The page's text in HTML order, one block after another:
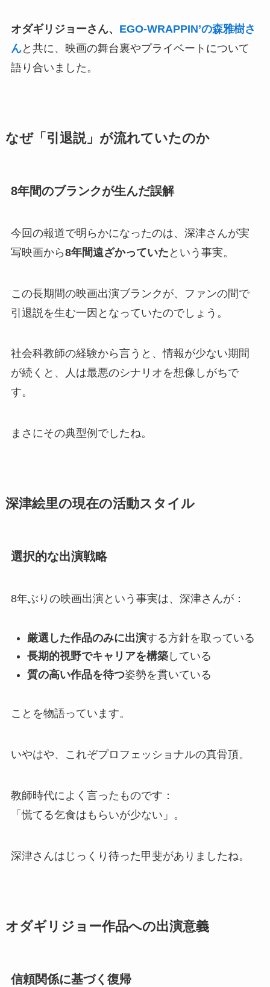
オダギリジョーさん、 EGO-WRAPPIN’の森雅樹さ
んと共に、映画の舞台裏やプライベートについて
語り合いました。
なぜ「引退説」が流れていたのか
8年間のブランクが生んだ誤解
今回の報道で明らかになったのは、深津さんが実
写映画から8年間遠ざかっていた という事実。
この長期間の映画出演ブランクが、ファンの間で
引退説を生む一因となっていたのでしょう。
社会科教師の経験から言うと、情報が少ない期間
が続くと、人は最悪のシナリオを想像しがちで
す。
まさにその典型例でしたね。
深津絵里の現在の活動スタイル
選択的な出演戦略
8年ぶりの映画出演という事実は、深津さんが：
厳選した作品のみに出演する方針を取っている
長期的視野でキャリアを構築している
質の高い作品を待つ姿勢を貫いている
ことを物語っています。
いやはや、これぞプロフェッショナルの真骨頂。
教師時代によく言ったものです：
「慌てる乞食はもらいが少ない」。
深津さんはじっくり待った甲斐がありましたね。
オダギリジョー作品への出演意義
信頼関係に基づく復帰